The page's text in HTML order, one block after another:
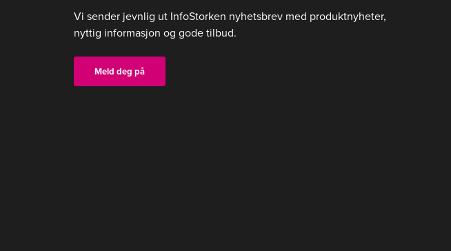
Vi sender jevnlig ut InfoStorken nyhetsbrev med produktnyheter,
nyttig informasjon og gode tilbud.
Meld deg på